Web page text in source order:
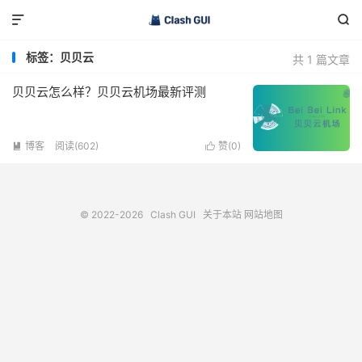


共 1 篇文章
标签：贝贝云
贝贝云怎么样？贝贝云机场最新评测
 赞(0)
 博客 阅读(602)
© 2022-2026 Clash GUI 关于本站 网站地图